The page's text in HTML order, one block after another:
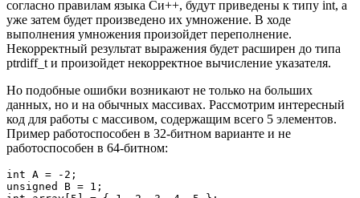
согласно правилам языка Си++, будут приведены к типу int, а
уже затем будет произведено их умножение. В ходе
выполнения умножения произойдет переполнение.
Некорректный результат выражения будет расширен до типа
ptrdiff_t и произойдет некорректное вычисление указателя.
Но подобные ошибки возникают не только на больших
данных, но и на обычных массивах. Рассмотрим интересный
код для работы с массивом, содержащим всего 5 элементов.
Пример работоспособен в 32-битном варианте и не
работоспособен в 64-битном:
int A = -2;
unsigned B = 1;